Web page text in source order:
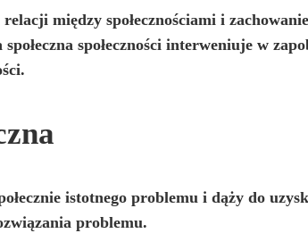
między społecznościami i
społeczności interweniuje w
istotnego problemu i dąży do
problemu.